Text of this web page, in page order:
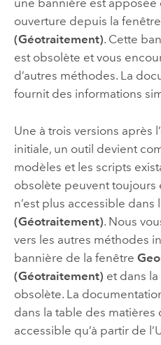
une bannière est apposée
ouverture depuis la fenêtre
(Géotraitement). Cette
est obsolète et vous
d’autres méthodes. La
fournit des informations
Une à trois versions après
initiale, un outil devient
modèles et les scripts
obsolète peuvent toujours
n’est plus accessible dans
(Géotraitement). Nous
vers les autres méthodes
bannière de la fenêtre
(Géotraitement) et dans
obsolète. La
dans la table des matières
accessible qu’à partir de